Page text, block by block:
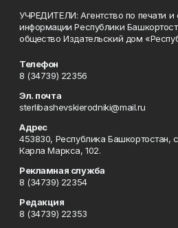
УЧРЕДИТЕЛИ: Агентство по печати
информации Республики
общество Издательский дом
Телефон
8 (34739) 22356
Эл. почта
sterlibashevskierodniki@mail.ru
Адрес
453830, Республика Башкортостан,
Карла Маркса, 102.
Рекламная служба
8 (34739) 22354
Редакция
8 (34739) 22353